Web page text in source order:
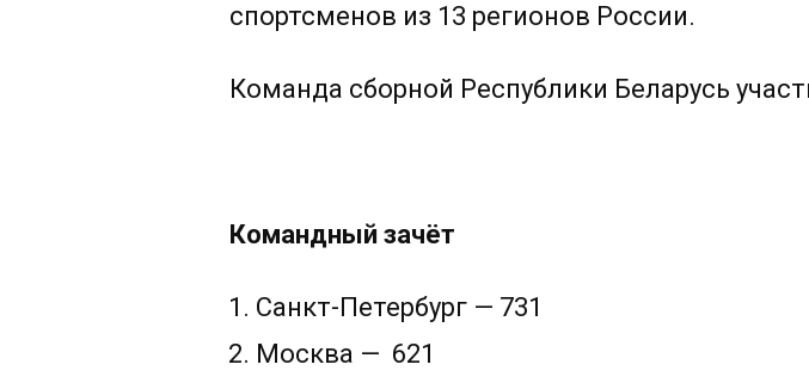
спортсменов из 13 регионов России.
Команда сборной Республики Беларусь
Командный зачёт
Санкт-Петербург — 731
Москва — 621